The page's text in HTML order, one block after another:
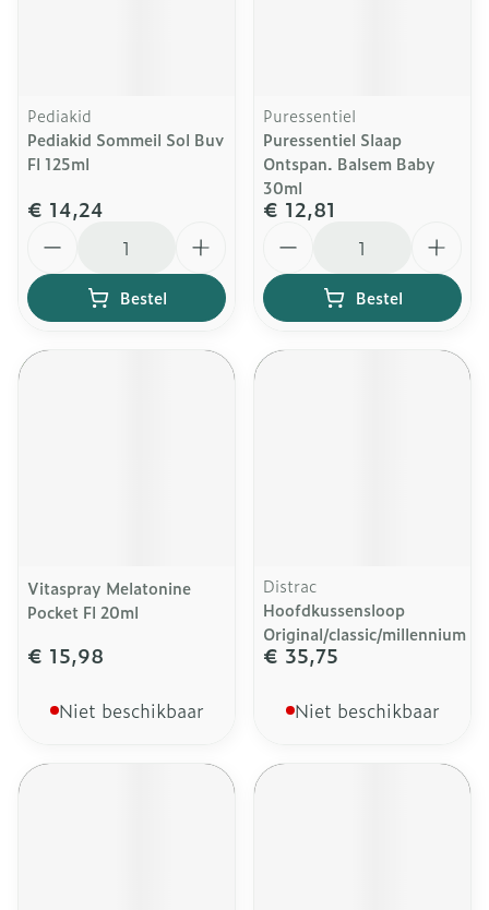
Pediakid
Pediakid Sommeil Sol Buv
Fl 125ml
€ 14,24
Bestel
Puressentiel
Puressentiel Slaap
Ontspan. Balsem Baby
30ml
€ 12,81
Bestel
Vitaspray Melatonine
Pocket Fl 20ml
€ 15,98
Niet beschikbaar
Distrac
Hoofdkussensloop
Original/classic/millennium
€ 35,75
Niet beschikbaar